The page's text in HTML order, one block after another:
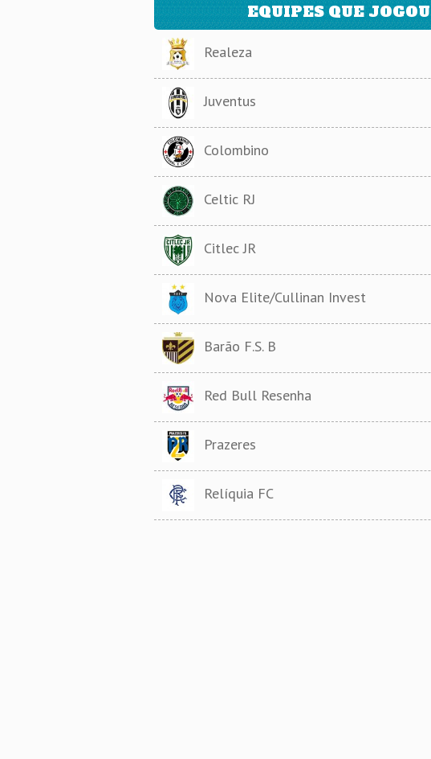
EQUIPES QUE JOGOU
Realeza
Juventus
Colombino
Celtic RJ
Citlec JR
Nova Elite/Cullinan Invest
Barão F.S. B
Red Bull Resenha
Prazeres
Relíquia FC